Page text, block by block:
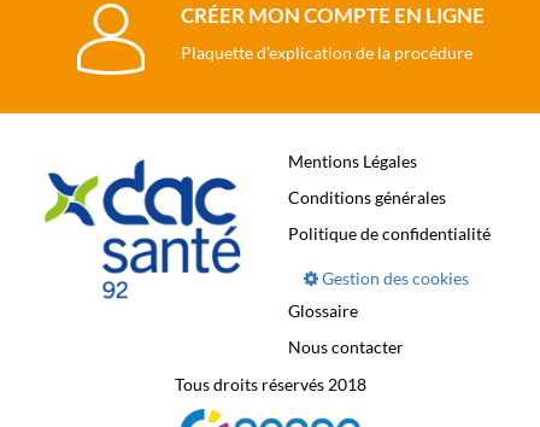
CRÉER MON COMPTE EN LIGNE
Plaquette d'explication de la procédure
Mentions Légales
Conditions générales
Politique de confidentialité
Gestion des cookies
Glossaire
Nous contacter
Tous droits réservés 2018